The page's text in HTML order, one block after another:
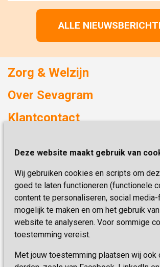
Deze website maakt gebruik van
Wij gebruiken cookies en scripts om
goed te laten functioneren (functionele
content te personaliseren, social
mogelijk te maken en om het gebruik
website te analyseren. Voor sommige
toestemming vereist.
Met jouw toestemming plaatsen wij ook
ALLE
Zorg & Welzijn
Huizen met zorg
Onze specialiteiten
Over Sevagram
Duurzaamheid
Kwaliteit & Klantbeleving
Missie & Visie
Vastgoed
Innovatie
Klantcontact
6419 PB Heerlen
Telefoon:0900 777 4 777
E-mail:
Schrijf je nu in!
Blijf op de hoogte van de laatste
nieuwtjes met onze nieuwsbrief